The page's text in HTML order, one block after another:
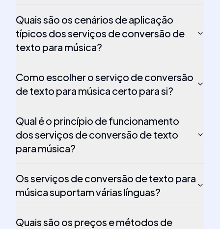
Quais são os cenários de aplicação
típicos dos serviços de conversão de
texto para música?
Como escolher o serviço de conversão
de texto para música certo para si?
Qual é o princípio de funcionamento
dos serviços de conversão de texto
para música?
Os serviços de conversão de texto para
música suportam várias línguas?
Quais são os preços e métodos de